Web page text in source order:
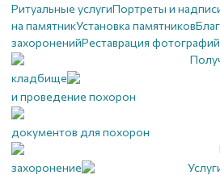
Ритуальные услугиПортреты и
на памятникУстановка памятников
захороненийРеставрация фотографий
кладбище
и проведение похорон
документов для похорон
захоронение